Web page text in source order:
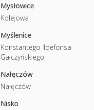
Mysłowice
Kolejowa
Myślenice
Konstantego Ildefonsa
Gałczyńskiego
Nałęczów
Nałęczów
Nisko